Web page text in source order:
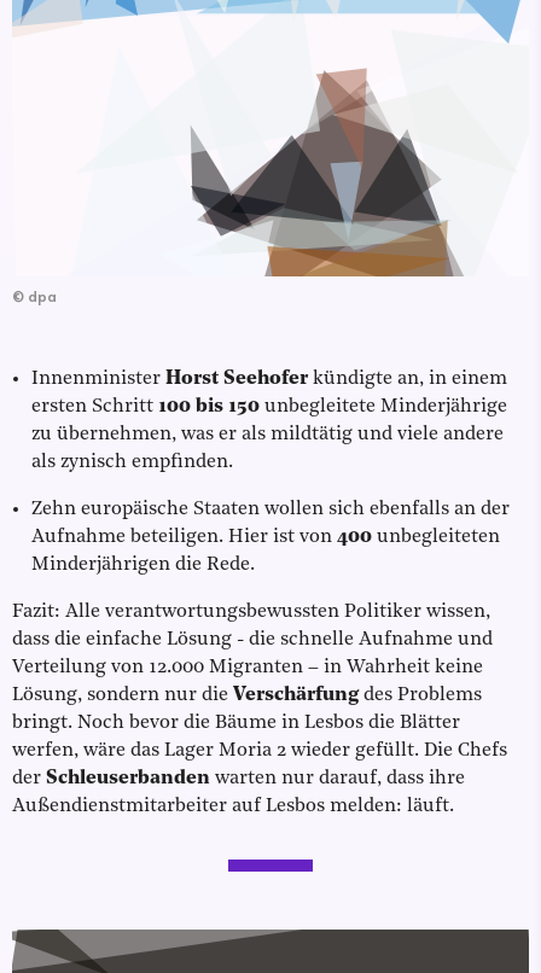
© dpa
Innenminister Horst Seehoferkündigte an, in einem
ersten Schritt 100 bis 150 unbegleitete Minderjährige
zu übernehmen, was er als mildtätig und viele andere
als zynisch empfinden.
Zehn europäische Staaten wollen sich ebenfalls an der
Aufnahme beteiligen. Hier ist von 400 unbegleiteten
Minderjährigen die Rede.
Fazit: Alle verantwortungsbewussten Politiker wissen,
dass die einfache Lösung - die schnelle Aufnahme und
Verteilung von 12.000 Migranten – in Wahrheit keine
Lösung, sondern nur die Verschärfungdes Problems
bringt. Noch bevor die Bäume in Lesbos die Blätter
werfen, wäre das Lager Moria 2 wieder gefüllt. Die Chefs
der Schleuserbanden warten nur darauf, dass ihre
Außendienstmitarbeiter auf Lesbos melden: läuft.